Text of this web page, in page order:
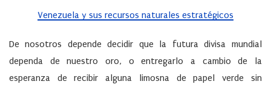
Venezuela y sus recursos naturales estratégicos
De nosotros depende decidir que la futura divisa mundial
dependa de nuestro oro, o entregarlo a cambio de la
esperanza de recibir alguna limosna de papel verde sin